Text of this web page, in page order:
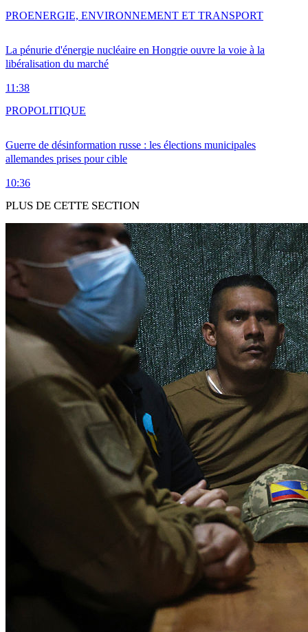
La pénurie d'énergie nucléaire en Hongrie ouvre la voie à la
libéralisation du marché
11:38
PROENERGIE, ENVIRONNEMENT ET TRANSPORT
Guerre de désinformation russe : les élections municipales
allemandes prises pour cible
10:36
PROPOLITIQUE
PLUS DE CETTE SECTION